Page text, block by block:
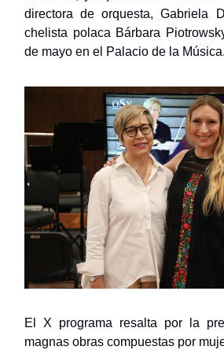
directora de orquesta, Gabriela
chelista polaca Bárbara
de mayo en el Palacio de la Música.
El X programa resalta por la
magnas obras compuestas por